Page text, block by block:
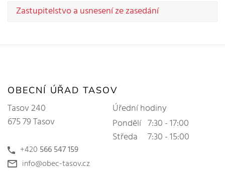
Zastupitelstvo a usnesení ze zasedání
OBECNÍ ÚŘAD TASOV
Tasov 240
675 79 Tasov
+420 566 547 159
info@obec-tasov.cz
Úřední hodiny
Pondělí 7:30 - 17:00
Středa
7:30 - 15:00